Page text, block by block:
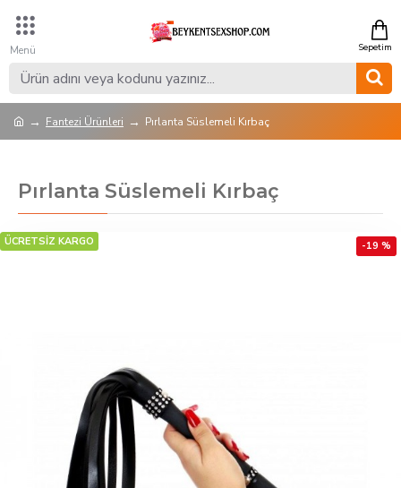
Fantezi Ürünleri Pırlanta Süslemeli Kırbaç
Pırlanta Süslemeli Kırbaç
ÜCRETSİZ KARGO -19 %